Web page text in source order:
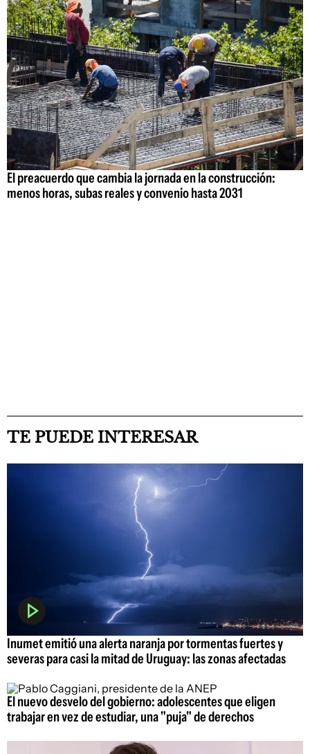
El preacuerdo que cambia la jornada en la construcción:
menos horas, subas reales y convenio hasta 2031
TE PUEDE INTERESAR
Inumet emitió una alerta naranja por tormentas fuertes y
severas para casi la mitad de Uruguay: las zonas afectadas
El nuevo desvelo del gobierno: adolescentes que eligen
trabajar en vez de estudiar, una "puja" de derechos